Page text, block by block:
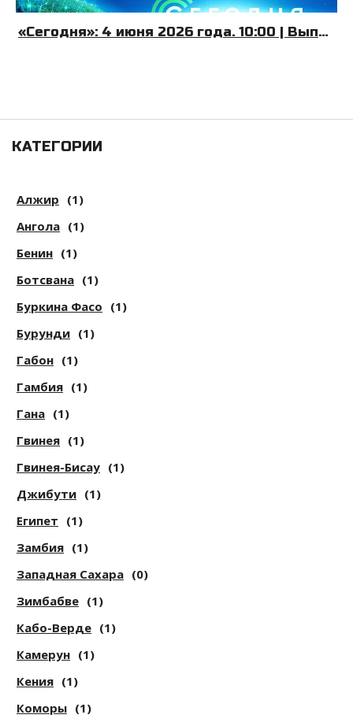
«Сегодня»: 4 июня 2026 года. 10:00 | Выпуск новостей | Новости НТВ
КАТЕГОРИИ
Алжир (1)
Ангола (1)
Бенин (1)
Ботсвана (1)
Буркина Фасо (1)
Бурунди (1)
Габон (1)
Гамбия (1)
Гана (1)
Гвинея (1)
Гвинея-Бисау (1)
Джибути (1)
Египет (1)
Замбия (1)
Западная Сахара (0)
Зимбабве (1)
Кабо-Верде (1)
Камерун (1)
Кения (1)
Коморы (1)